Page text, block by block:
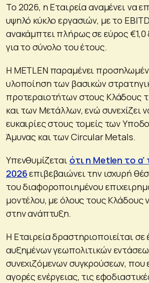
Το 2026, η Εταιρεία αναμένει να
υψηλό κύκλο εργασιών, με το
ανακάμπτει πλήρως σε εύρος €1,0
για το σύνολο του έτους.
Η METLEN παραμένει
υλοποίηση των βασικών
προτεραιοτήτων στους Κλάδους
και των Μετάλλων, ενώ συνεχίζει
ευκαιρίες στους τομείς των
Άμυνας και των Circular Metals.
Υπενθυμίζεται ότι η Metlen το
2026επιβεβαιώνει την ισχυρή
του διαφοροποιημένου
μοντέλου, με όλους τους Κλάδους
στην ανάπτυξη.
Η Εταιρεία δραστηριοποιείται σε
αυξημένων γεωπολιτικών
συνεχιζόμενων συγκρούσεων, που
αγορές ενέργειας, τις